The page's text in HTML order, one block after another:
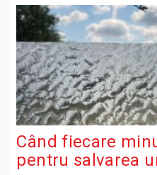
Când fiecare
pentru salvarea